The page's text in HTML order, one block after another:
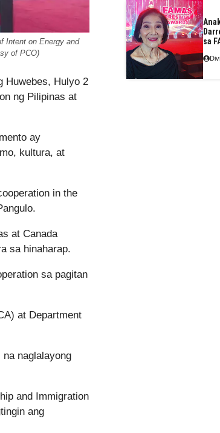
Intent on Energy and
of PCO)
Huwebes, Hulyo 2
ng Pilipinas at
ay
kultura, at
in the
at Canada
sa hinaharap.
sa pagitan
at Department
naglalayong
and Immigration
ang
sa